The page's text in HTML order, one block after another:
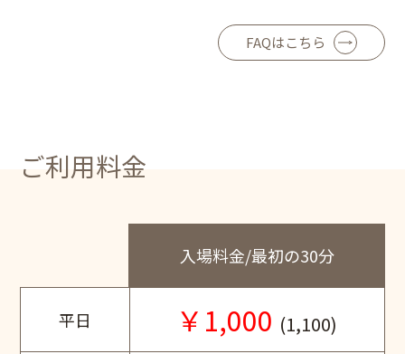
FAQはこちら
ご利用料金
入場料金/最初の30分
平日 ￥1,000 (1,100)